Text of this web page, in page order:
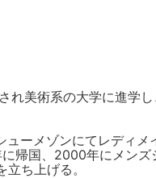
れ美術系の大学に進学
ーメゾンにてレディメ
帰国、2000年にメンズ
ち上げる。